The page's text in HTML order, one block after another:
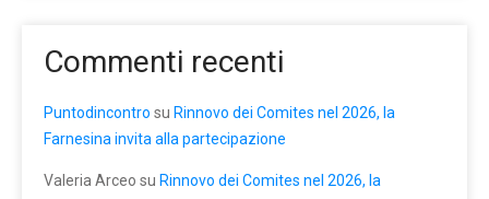
Commenti recenti
Puntodincontro su Rinnovo dei Comites nel 2026, la
Farnesina invita alla partecipazione
Valeria Arceo su Rinnovo dei Comites nel 2026, la